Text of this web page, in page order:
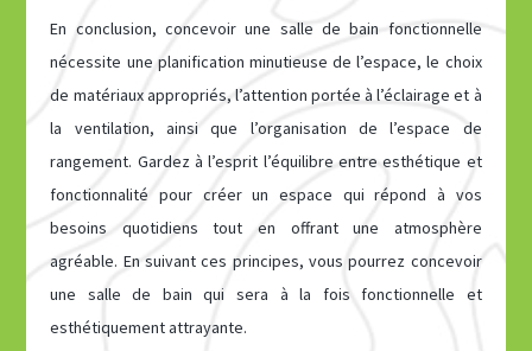
En conclusion, concevoir une salle de bain fonctionnelle
nécessite une planification minutieuse de l’espace, le choix
de matériaux appropriés, l’attention portée à l’éclairage et à
la ventilation, ainsi que l’organisation de l’espace de
rangement. Gardez à l’esprit l’équilibre entre esthétique et
fonctionnalité pour créer un espace qui répond à vos
besoins quotidiens tout en offrant une atmosphère
agréable. En suivant ces principes, vous pourrez concevoir
une salle de bain qui sera à la fois fonctionnelle et
esthétiquement attrayante.